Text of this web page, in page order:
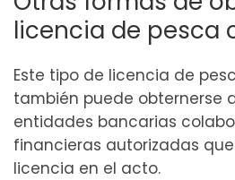
licencia de pesca
Este tipo de licencia de
también puede obternerse
entidades bancarias
financieras autorizadas
licencia en el acto.